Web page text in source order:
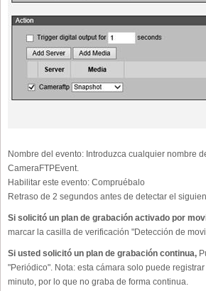
Nombre del evento: Introduzca cualquier nombre
CameraFTPEvent.
Habilitar este evento: Compruébalo
Retraso de 2 segundos antes de detectar el
Si solicitó un plan de grabación activado por
marcar la casilla de verificación "Detección de
Si usted solicitó un plan de grabación continua,
"Periódico". Nota: esta cámara solo puede
minuto, por lo que no graba de forma continua.